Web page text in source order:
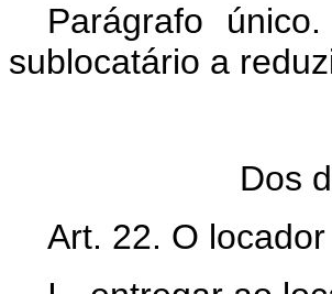
Parágrafo
sublocatário a
Dos
Art. 22. O